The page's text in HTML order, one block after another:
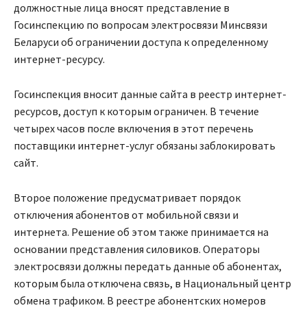
должностные лица вносят представление в
Госинспекцию по вопросам электросвязи Минсвязи
Беларуси об ограничении доступа к определенному
интернет-ресурсу.
Госинспекция вносит данные сайта в реестр интернет-
ресурсов, доступ к которым ограничен. В течение
четырех часов после включения в этот перечень
поставщики интернет-услуг обязаны заблокировать
сайт.
Второе положение предусматривает порядок
отключения абонентов от мобильной связи и
интернета. Решение об этом также принимается на
основании представления силовиков. Операторы
электросвязи должны передать данные об абонентах,
которым была отключена связь, в Национальный центр
обмена трафиком. В реестре абонентских номеров